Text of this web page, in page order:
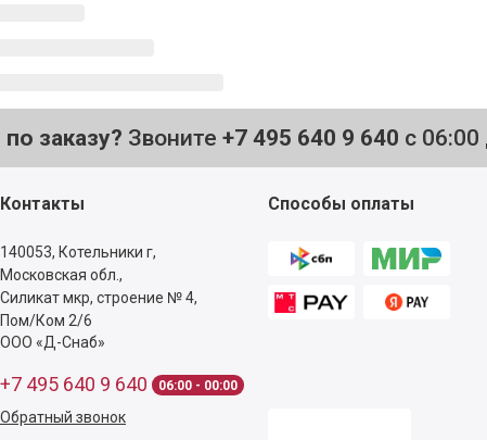
заказу? Звоните +7 495 640 9 640 с 06:00
Контакты
140053, Котельники г,
Московская обл.,
Силикат мкр, строение № 4,
Пом/Ком 2/6
ООО «Д-Снаб»
+7 495 640 9 640 06:00 - 00:00
Обратный звонок
Способы оплаты